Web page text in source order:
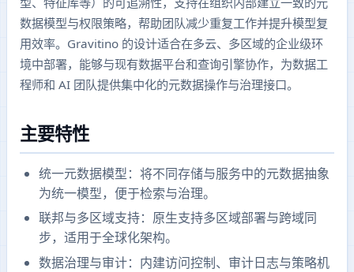
数据模型与权限策略，帮助团队减少重复工作并提升模型复
用效率。Gravitino 的设计适合在多云、多区域的企业级环
境中部署，能够与现有数据平台和查询引擎协作，为数据工
程师和 AI 团队提供集中化的元数据操作与治理接口。
主要特性
统一元数据模型：将不同存储与服务中的元数据抽象
为统一模型，便于检索与治理。
联邦与多区域支持：原生支持多区域部署与跨域同
步，适用于全球化架构。
数据治理与审计：内建访问控制、审计日志与策略机